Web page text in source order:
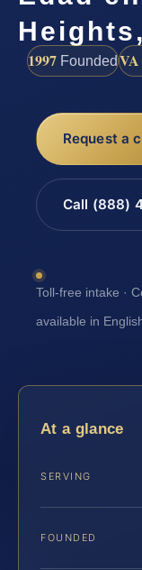
1997 FoundedVA
Request a
Call (888)
Toll-free intake ·
available in
At a glance
SERVING
FOUNDED